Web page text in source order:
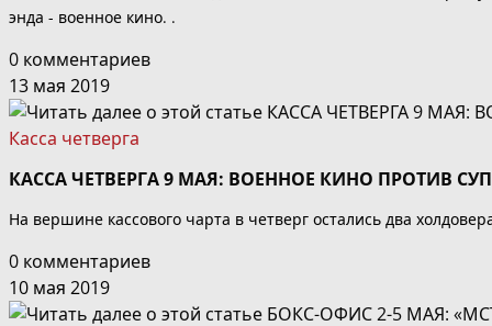
энда - военное кино. .
0 комментариев
13 мая 2019
Касса четверга
КАССА ЧЕТВЕРГА 9 МАЯ: ВОЕННОЕ КИНО ПРОТИВ
На вершине кассового чарта в четверг остались два
0 комментариев
10 мая 2019